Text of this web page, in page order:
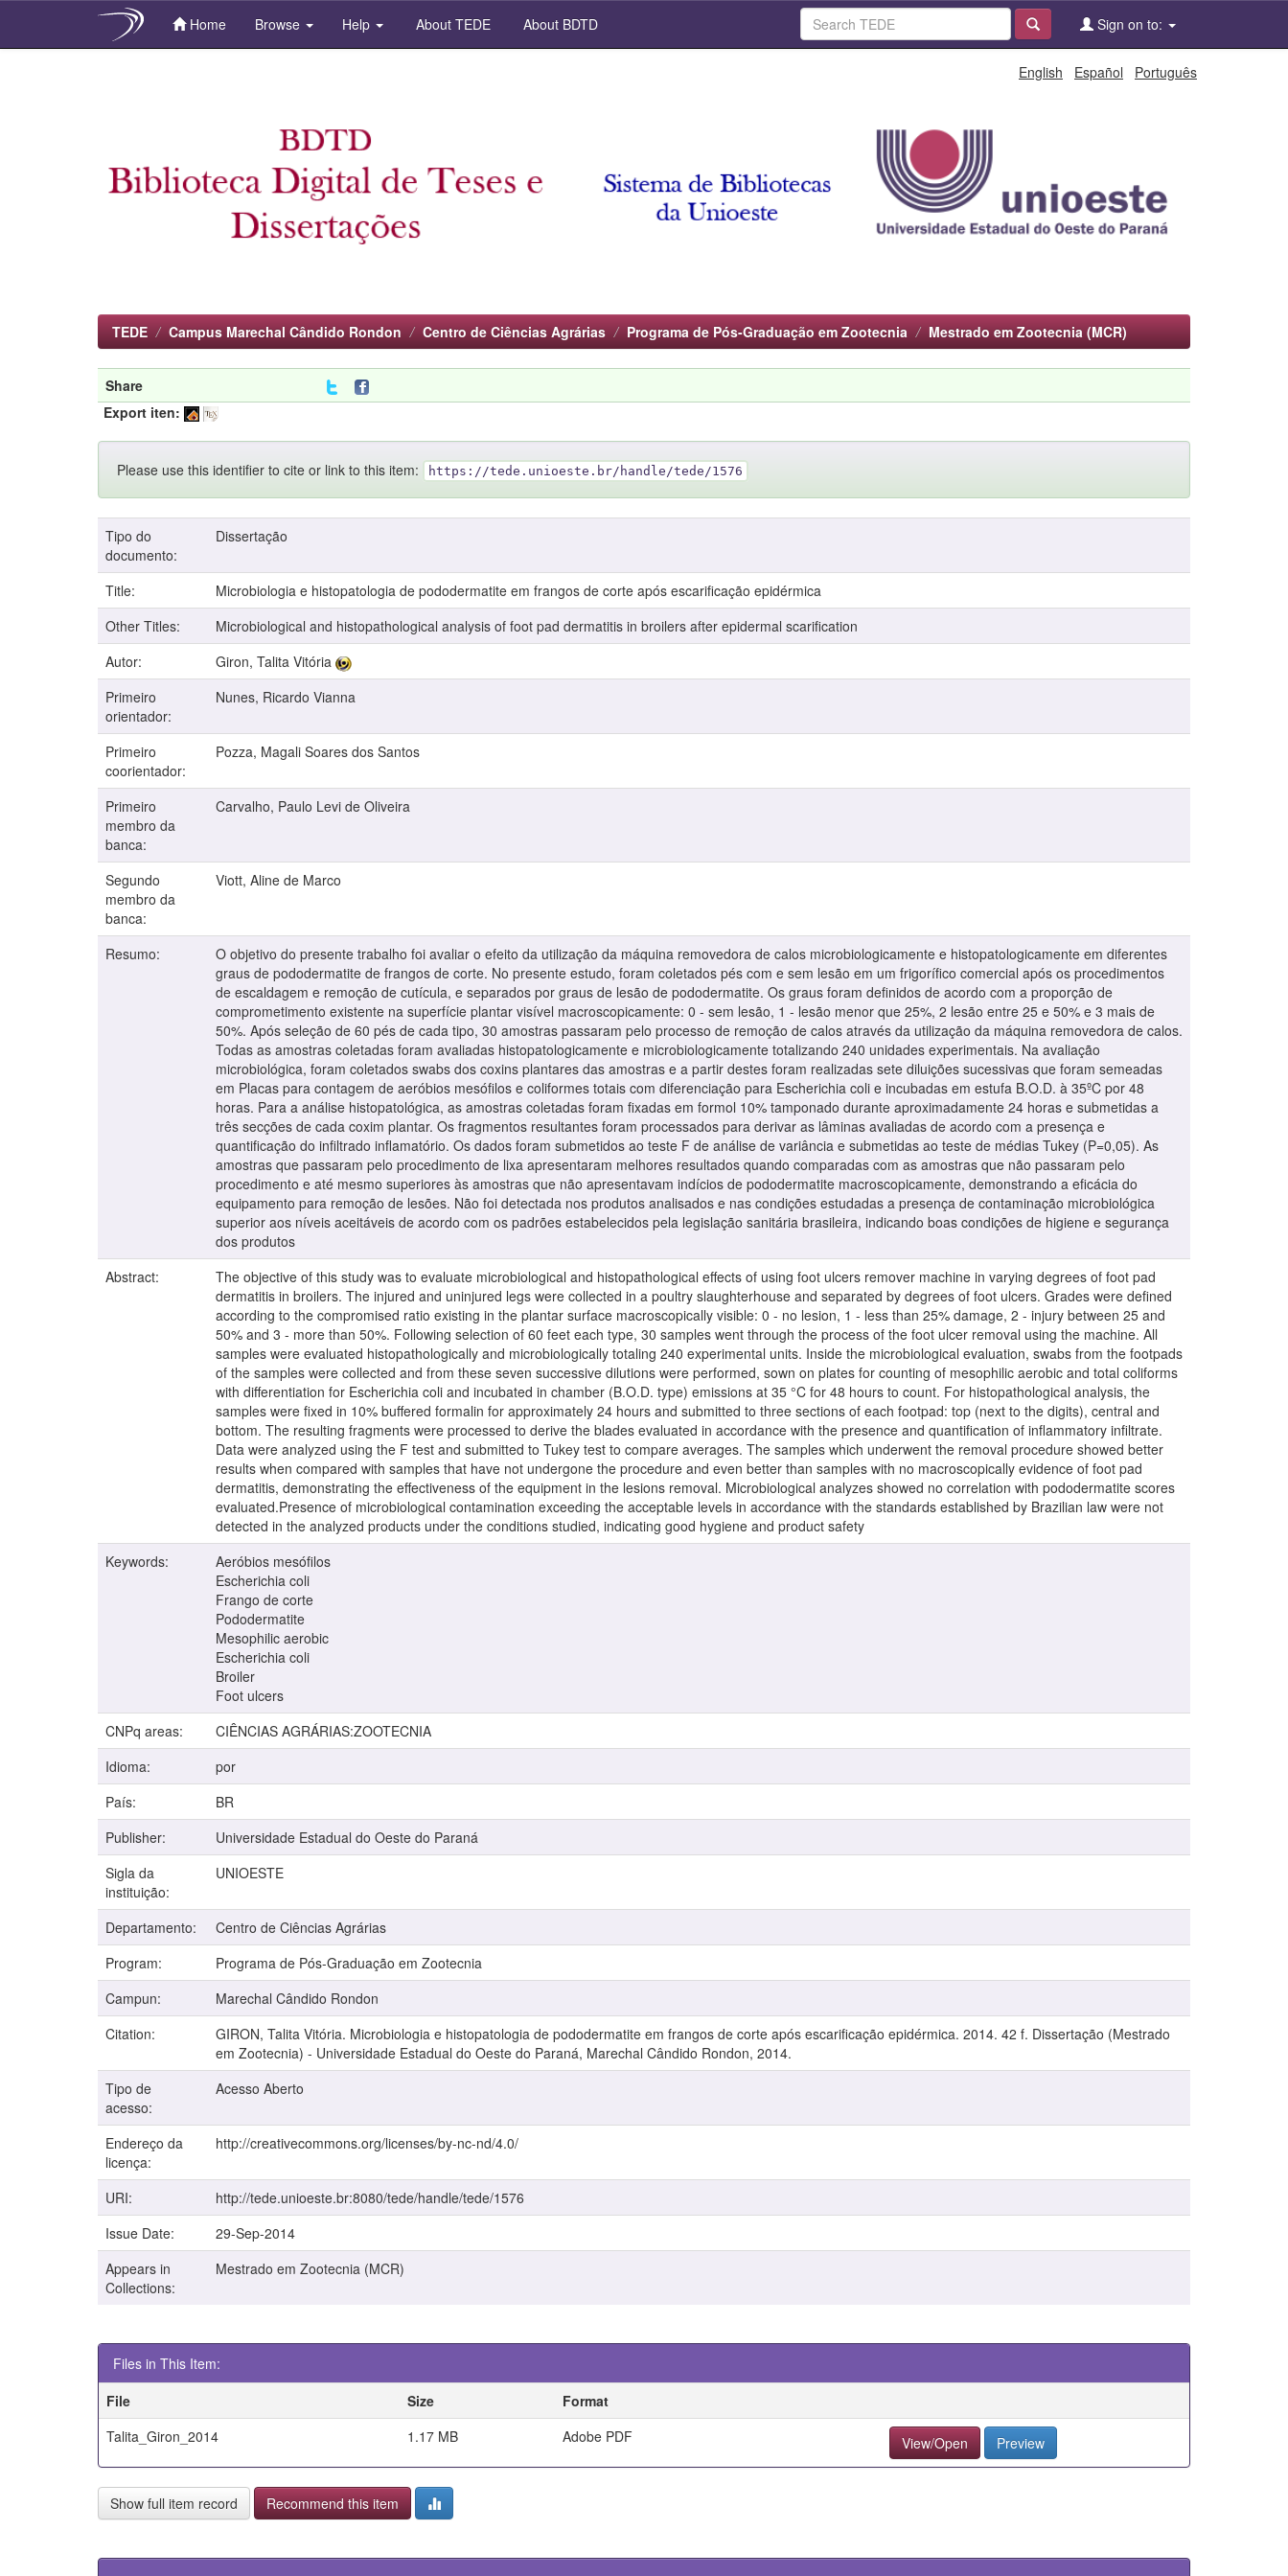
Home Browse Help About TEDE About BDTD Sign on to:
English Español Português
TEDE Campus Marechal Cândido Rondon Centro de Ciências Agrárias Programa de Pós-Graduação em Zootecnia Mestrado em Zootecnia (MCR)
Share
Export iten:
Please use this identifier to cite or link to this item: https://tede.unioeste.br/handle/tede/1576
Tipo do
documento:
Dissertação
Title:
Microbiologia e histopatologia de pododermatite em frangos de corte após escarificação epidérmica
Other Titles:
Microbiological and histopathological analysis of foot pad dermatitis in broilers after epidermal scarification
Autor:
Giron, Talita Vitória
Primeiro
orientador:
Nunes, Ricardo Vianna
Primeiro
coorientador:
Pozza, Magali Soares dos Santos
Primeiro
membro da
banca:
Carvalho, Paulo Levi de Oliveira
Segundo
membro da
banca:
Viott, Aline de Marco
Resumo:
O objetivo do presente trabalho foi avaliar o efeito da utilização da máquina removedora de calos microbiologicamente e histopatologicamente em diferentes
graus de pododermatite de frangos de corte. No presente estudo, foram coletados pés com e sem lesão em um frigorífico comercial após os procedimentos
de escaldagem e remoção de cutícula, e separados por graus de lesão de pododermatite. Os graus foram definidos de acordo com a proporção de
comprometimento existente na superfície plantar visível macroscopicamente: 0 - sem lesão, 1 - lesão menor que 25%, 2 lesão entre 25 e 50% e 3 mais de
50%. Após seleção de 60 pés de cada tipo, 30 amostras passaram pelo processo de remoção de calos através da utilização da máquina removedora de calos.
Todas as amostras coletadas foram avaliadas histopatologicamente e microbiologicamente totalizando 240 unidades experimentais. Na avaliação
microbiológica, foram coletados swabs dos coxins plantares das amostras e a partir destes foram realizadas sete diluições sucessivas que foram semeadas
em Placas para contagem de aeróbios mesófilos e coliformes totais com diferenciação para Escherichia coli e incubadas em estufa B.O.D. à 35ºC por 48
horas. Para a análise histopatológica, as amostras coletadas foram fixadas em formol 10% tamponado durante aproximadamente 24 horas e submetidas a
três secções de cada coxim plantar. Os fragmentos resultantes foram processados para derivar as lâminas avaliadas de acordo com a presença e
quantificação do infiltrado inflamatório. Os dados foram submetidos ao teste F de análise de variância e submetidas ao teste de médias Tukey (P=0,05). As
amostras que passaram pelo procedimento de lixa apresentaram melhores resultados quando comparadas com as amostras que não passaram pelo
procedimento e até mesmo superiores às amostras que não apresentavam indícios de pododermatite macroscopicamente, demonstrando a eficácia do
equipamento para remoção de lesões. Não foi detectada nos produtos analisados e nas condições estudadas a presença de contaminação microbiológica
superior aos níveis aceitáveis de acordo com os padrões estabelecidos pela legislação sanitária brasileira, indicando boas condições de higiene e segurança
dos produtos
Abstract:
The objective of this study was to evaluate microbiological and histopathological effects of using foot ulcers remover machine in varying degrees of foot pad
dermatitis in broilers. The injured and uninjured legs were collected in a poultry slaughterhouse and separated by degrees of foot ulcers. Grades were defined
according to the compromised ratio existing in the plantar surface macroscopically visible: 0 - no lesion, 1 - less than 25% damage, 2 - injury between 25 and
50% and 3 - more than 50%. Following selection of 60 feet each type, 30 samples went through the process of the foot ulcer removal using the machine. All
samples were evaluated histopathologically and microbiologically totaling 240 experimental units. Inside the microbiological evaluation, swabs from the footpads
of the samples were collected and from these seven successive dilutions were performed, sown on plates for counting of mesophilic aerobic and total coliforms
with differentiation for Escherichia coli and incubated in chamber (B.O.D. type) emissions at 35 °C for 48 hours to count. For histopathological analysis, the
samples were fixed in 10% buffered formalin for approximately 24 hours and submitted to three sections of each footpad: top (next to the digits), central and
bottom. The resulting fragments were processed to derive the blades evaluated in accordance with the presence and quantification of inflammatory infiltrate.
Data were analyzed using the F test and submitted to Tukey test to compare averages. The samples which underwent the removal procedure showed better
results when compared with samples that have not undergone the procedure and even better than samples with no macroscopically evidence of foot pad
dermatitis, demonstrating the effectiveness of the equipment in the lesions removal. Microbiological analyzes showed no correlation with pododermatite scores
evaluated.Presence of microbiological contamination exceeding the acceptable levels in accordance with the standards established by Brazilian law were not
detected in the analyzed products under the conditions studied, indicating good hygiene and product safety
Keywords:
Aeróbios mesófilos
Escherichia coli
Frango de corte
Pododermatite
Mesophilic aerobic
Escherichia coli
Broiler
Foot ulcers
CNPq areas:
CIÊNCIAS AGRÁRIAS:ZOOTECNIA
Idioma:
por
País:
BR
Publisher:
Universidade Estadual do Oeste do Paraná
Sigla da
instituição:
UNIOESTE
Departamento:
Centro de Ciências Agrárias
Program:
Programa de Pós-Graduação em Zootecnia
Campun:
Marechal Cândido Rondon
Citation:
GIRON, Talita Vitória. Microbiologia e histopatologia de pododermatite em frangos de corte após escarificação epidérmica. 2014. 42 f. Dissertação (Mestrado
em Zootecnia) - Universidade Estadual do Oeste do Paraná, Marechal Cândido Rondon, 2014.
Tipo de
acesso:
Acesso Aberto
Endereço da
licença:
http://creativecommons.org/licenses/by-nc-nd/4.0/
URI:
http://tede.unioeste.br:8080/tede/handle/tede/1576
Issue Date:
29-Sep-2014
Appears in
Collections:
Mestrado em Zootecnia (MCR)
Files in This Item:
File
Size
Format
Talita_Giron_2014
1.17 MB Adobe PDF View/Open Preview
Show full item record Recommend this item